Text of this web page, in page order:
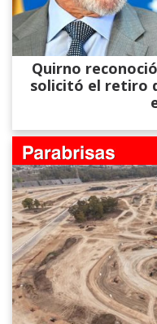
Quirno
solicitó el retiro